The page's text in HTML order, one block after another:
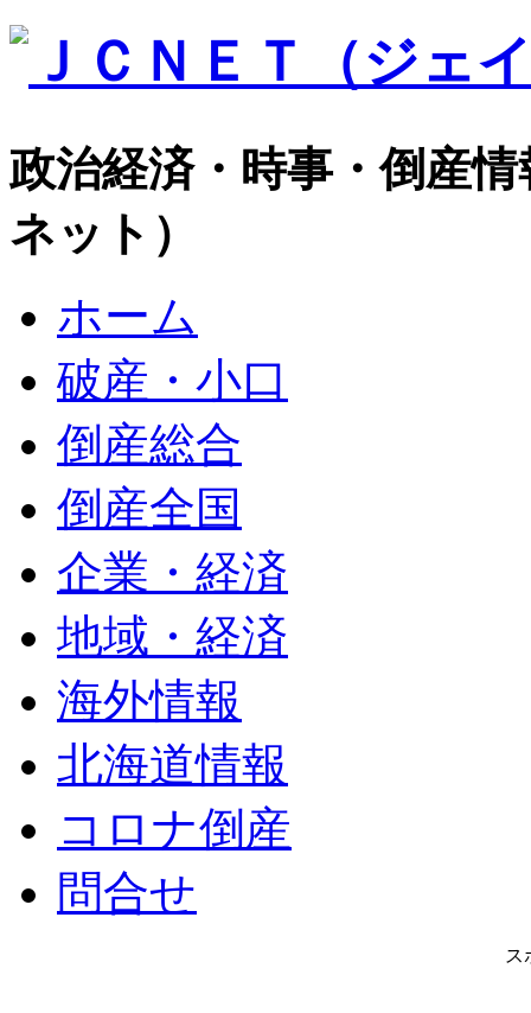
政治経済・時事・倒産
ネット）
ホーム
破産・小口
倒産総合
倒産全国
企業・経済
地域・経済
海外情報
北海道情報
コロナ倒産
問合せ
ス